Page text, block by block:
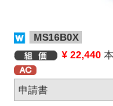
MS16B0X
¥ 22,440